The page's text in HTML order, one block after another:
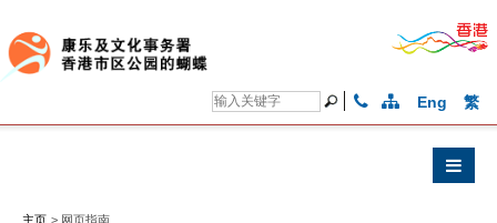
Eng 繁
主页 > 网页指南